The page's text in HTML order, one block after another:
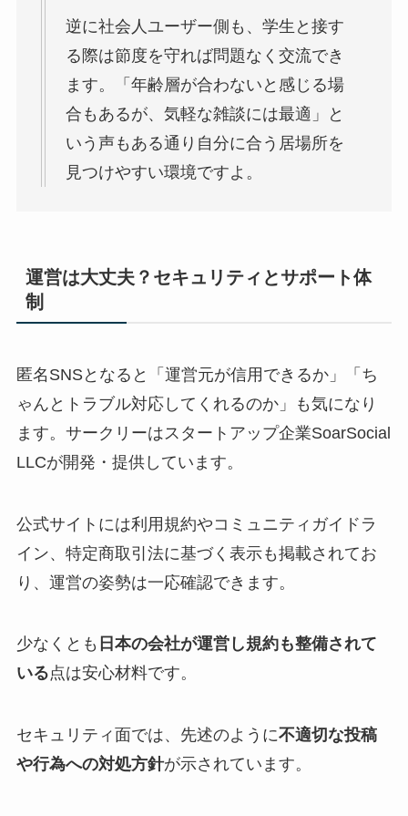
逆に社会人ユーザー側も、学生と接す
る際は節度を守れば問題なく交流でき
ます。「年齢層が合わないと感じる場
合もあるが、気軽な雑談には最適」と
いう声もある通り​自分に合う居場所を
見つけやすい環境ですよ。
運営は大丈夫？セキュリティとサポート体
制
匿名SNSとなると「運営元が信用できるか」「ち
ゃんとトラブル対応してくれるのか」も気になり
ます。サークリーはスタートアップ企業SoarSocial
LLCが開発・提供しています​。
公式サイトには利用規約やコミュニティガイドラ
イン、特定商取引法に基づく表示も掲載されてお
り​、運営の姿勢は一応確認できます。
少なくとも 日本の会社が運営し規約も整備されて
いる点は安心材料です​。
セキュリティ面では、先述のように不適切な投稿
や行為への対処方針が示されています。​